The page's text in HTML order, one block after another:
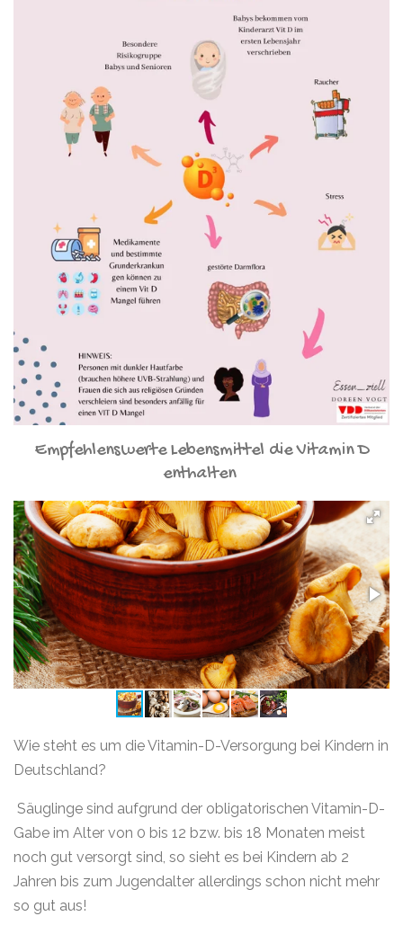
Empfehlenswerte Lebensmittel die Vitamin D
enthalten
Wie steht es um die Vitamin-D-Versorgung bei Kindern in
Deutschland?
Säuglinge sind aufgrund der obligatorischen Vitamin-D-
Gabe im Alter von 0 bis 12 bzw. bis 18 Monaten meist
noch gut versorgt sind, so sieht es bei Kindern ab 2
Jahren bis zum Jugendalter allerdings schon nicht mehr
so gut aus!